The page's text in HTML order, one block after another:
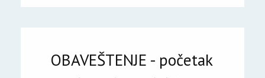
OBAVEŠTENJE - početak